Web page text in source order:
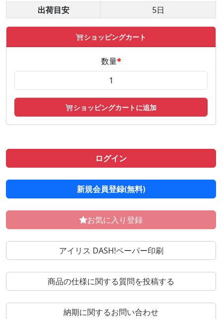
出荷目安
5日
ショッピングカート
数量*
ショッピングカートに追加
ログイン
新規会員登録(無料)
お気に入り登録
アイリス DASH!ペーパー印刷
商品の仕様に関する質問を投稿する
納期に関するお問い合わせ